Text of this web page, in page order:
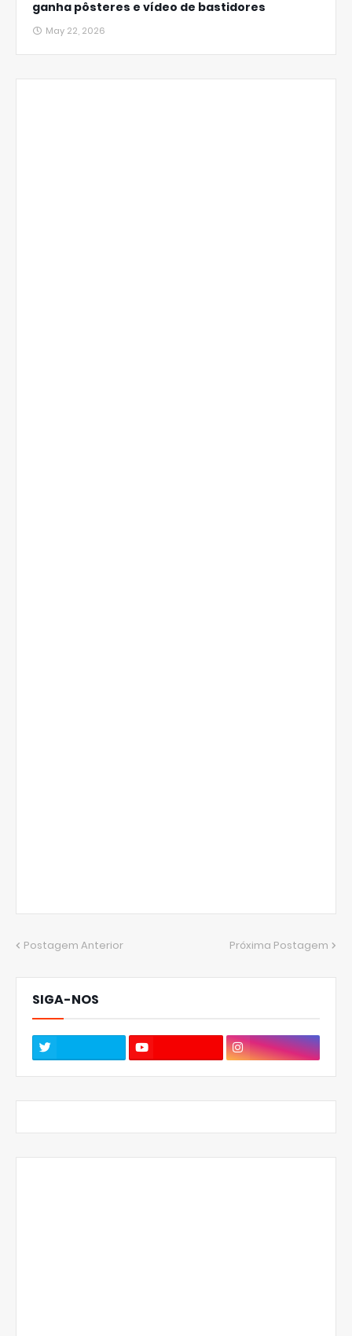
ganha pôsteres e vídeo de bastidores
May 22, 2026
Postagem Anterior Próxima Postagem
SIGA-NOS